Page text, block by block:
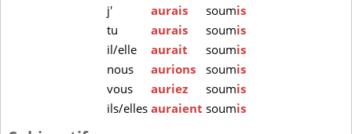
j'
aurais soumis
tu
aurais soumis
il/elle
aurait soumis
nous
aurions soumis
vous
auriez soumis
ils/elles auraient soumis